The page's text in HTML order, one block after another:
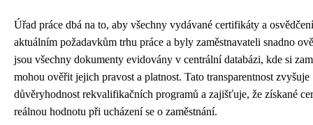
Úřad práce dbá na to, aby všechny vydávané certifikáty a
aktuálním požadavkům trhu práce a byly zaměstnavateli snadno
jsou všechny dokumenty evidovány v centrální databázi, kde si
mohou ověřit jejich pravost a platnost. Tato transparentnost zvyšuje
důvěryhodnost rekvalifikačních programů a zajišťuje, že získané
reálnou hodnotu při ucházení se o zaměstnání.